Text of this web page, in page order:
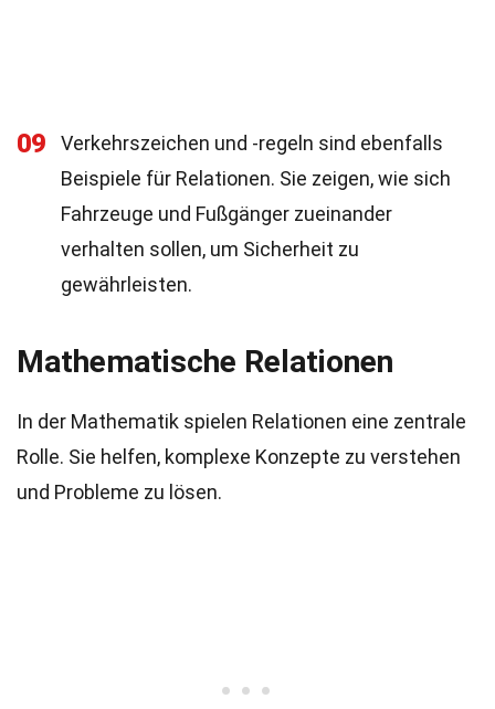
09
Verkehrszeichen und -regeln sind ebenfalls
Beispiele für Relationen. Sie zeigen, wie sich
Fahrzeuge und Fußgänger zueinander
verhalten sollen, um Sicherheit zu
gewährleisten.
Mathematische Relationen
In der Mathematik spielen Relationen eine zentrale
Rolle. Sie helfen, komplexe Konzepte zu verstehen
und Probleme zu lösen.